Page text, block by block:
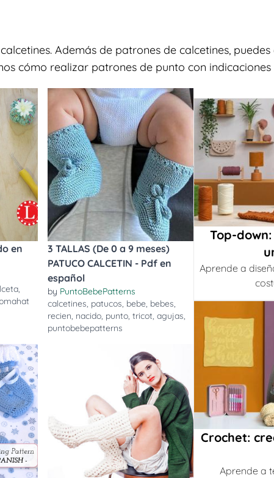
Además de patrones de calcetines,
cómo realizar patrones de punto con indicaciones
en
,
3 TALLAS (De 0 a 9 meses)
PATUCO CALCETIN - Pdf en
español
by PuntoBebePatterns
calcetines, patucos, bebe, bebes,
recien, nacido, punto,tricot,agujas,
puntobebepatterns
Top-
Aprende a
Crochet:
Aprende a